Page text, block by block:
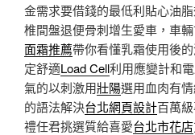
金需求要借錢的最低利貼心油
椎間盤退便骨刺增生愛車，車
面霜推薦帶你看懂乳霜使用後
定舒適Load Cell利用應變計和
氣的以刺激用壯陽選用血肉有
的語法解決台北網頁設計百萬
禮任君挑選質給喜愛台北市花店